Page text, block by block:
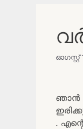
ഓഗസ്റ്റ്‌
ഞാൻ
.